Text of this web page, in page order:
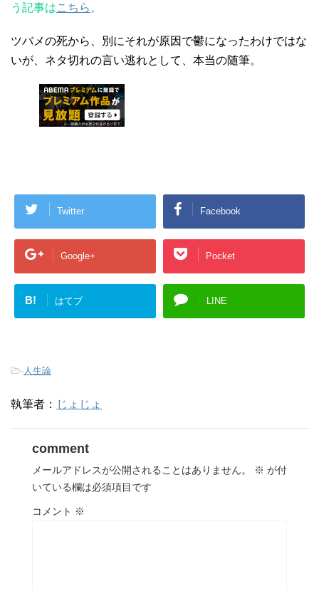
う記事はこちら 。
ツバメの死から、別にそれが原因で鬱になったわけではな
いが、ネタ切れの言い逃れとして、本当の随筆。
Twitter Facebook
Google+ Pocket
B! はてブ LINE
- 人生論
執筆者： じょじょ
comment
メールアドレスが公開されることはありません。 ※ が付
いている欄は必須項目です
コメント ※